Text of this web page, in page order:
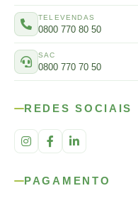
TELEVENDAS
0800 770 80 50
SAC
0800 770 70 50
REDES SOCIAIS
PAGAMENTO